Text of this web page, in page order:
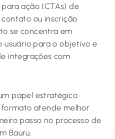
ação (CTAs) de
ou inscrição
se concentra em
usuário para o objetivo e
integrações com
papel estratégico
atende melhor
passo no processo de
Bauru.